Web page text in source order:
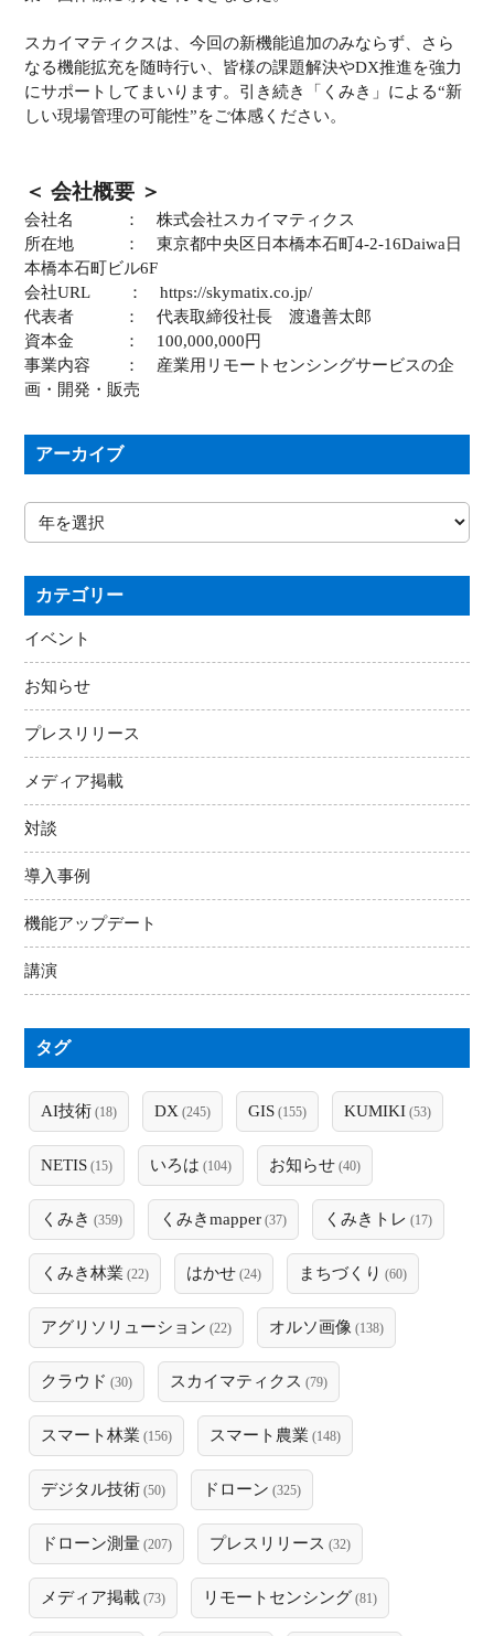
スカイマティクスは、今回の新機能追加のみならず、さら
なる機能拡充を随時行い、皆様の課題解決やDX推進を強力
にサポートしてまいります。引き続き「くみき」による“新
しい現場管理の可能性”をご体感ください。
＜ 会社概要 ＞
会社名 ： 株式会社スカイマティクス
所在地 ： 東京都中央区日本橋本石町4-2-16Daiwa日
本橋本石町ビル6F
会社URL ： https://skymatix.co.jp/
代表者 ： 代表取締役社長 渡邉善太郎
資本金 ： 100,000,000円
事業内容 ： 産業用リモートセンシングサービスの企
画・開発・販売
アーカイブ
カテゴリー
イベント
お知らせ
プレスリリース
メディア掲載
対談
導入事例
機能アップデート
講演
タグ
AI技術 (18) DX (245) GIS (155) KUMIKI (53)
NETIS (15) いろは (104) お知らせ (40)
くみき (359) くみきmapper (37) くみきトレ (17)
くみき林業 (22) はかせ (24) まちづくり (60)
アグリソリューション (22) オルソ画像 (138)
クラウド (30) スカイマティクス (79)
スマート林業 (156) スマート農業 (148)
デジタル技術 (50) ドローン (325)
ドローン測量 (207) プレスリリース (32)
メディア掲載 (73) リモートセンシング (81)